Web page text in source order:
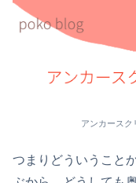
アンカースク
つまりどういうこと